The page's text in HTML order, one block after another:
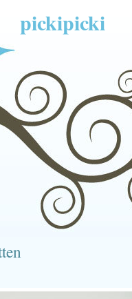
pickipicki